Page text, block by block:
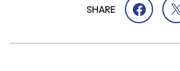
SHARE